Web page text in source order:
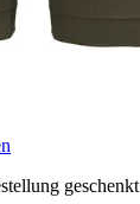
geschenkt